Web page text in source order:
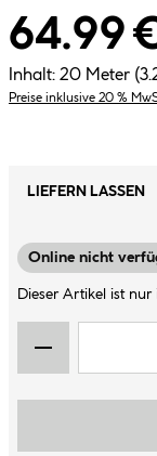
64.99
Inhalt: 20 Meter
Preise inklusive 20 %
LIEFERN LASSEN
Online nicht
Dieser Artikel ist